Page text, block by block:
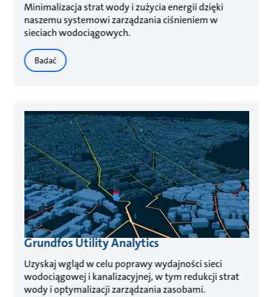
Minimalizacja strat wody i zużycia energii dzięki
naszemu systemowi zarządzania ciśnieniem w
sieciach wodociągowych.
Badać
Grundfos Utility Analytics
Uzyskaj wgląd w celu poprawy wydajności sieci
wodociągowej i kanalizacyjnej, w tym redukcji strat
wody i optymalizacji zarządzania zasobami.